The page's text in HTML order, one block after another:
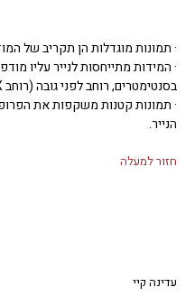
· תמונות מוגדלות הן תקריב של
· המידות מתייחסות לנייר עליו
בסנטימטרים, רוחב לפני גובה (רוחב X גובה).
· תמונות קטנות משקפות את
הנייר.
חזור למעלה
עדינה קיי